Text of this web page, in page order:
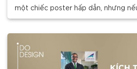
một chiếc poster hấp dẫn, nhưng
biết phải bắt đầu